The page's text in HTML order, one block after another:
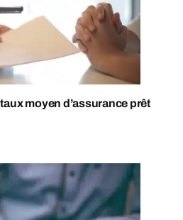
moyen d’assurance prêt